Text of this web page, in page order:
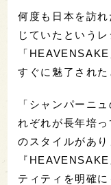
何度も日本を訪
じていたという
「
すぐに魅了された
「シャンパーニ
れぞれが長年培
のスタイルがあ
『
ティティを明確